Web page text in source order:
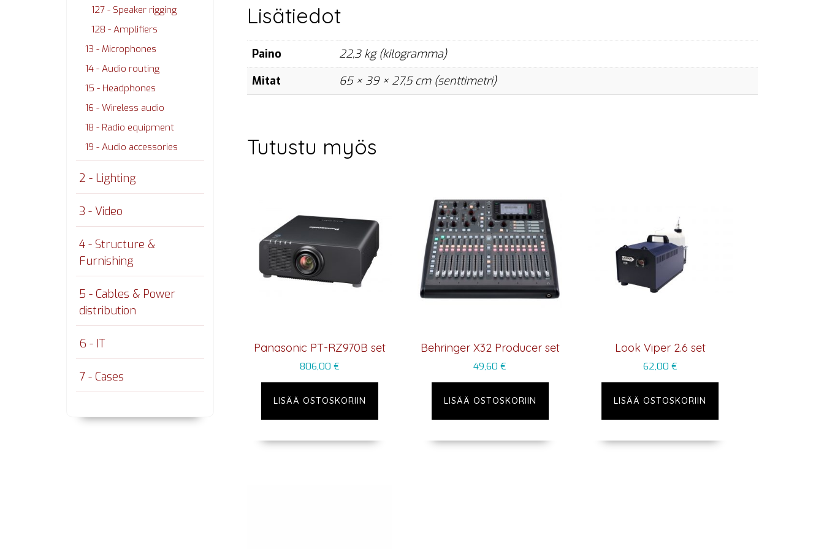
Lisätiedot
Paino
22,3 kg (kilogramma)
Mitat
65 × 39 × 27,5 cm (senttimetri)
Tutustu myös
Panasonic PT-RZ970B set
806,00 €
LISÄÄ OSTOSKORIIN
Behringer X32 Producer set
49,60 €
LISÄÄ OSTOSKORIIN
Look Viper 2.6 set
62,00 €
LISÄÄ OSTOSKORIIN
127 - Speaker rigging
128 - Amplifiers
13 - Microphones
14 - Audio routing
15 - Headphones
16 - Wireless audio
18 - Radio equipment
19 - Audio accessories
2 - Lighting
3 - Video
4 - Structure &
Furnishing
5 - Cables & Power
distribution
6 - IT
7 - Cases